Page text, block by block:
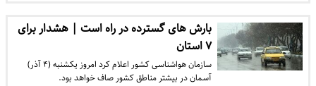
بارش‌ های گسترده در راه است | هشدار برای
۷ استان
سازمان هواشناسی کشور اعلام کرد امروز یکشنبه (۴ آذر)
آسمان در بیشتر مناطق کشور صاف خواهد بود.